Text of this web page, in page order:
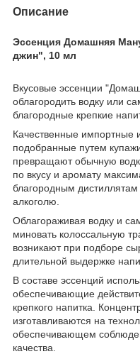
Описание
Эссенция Домашняя
джин", 10 мл
Вкусовые эссенции
облагородить водку или
благородные крепкие
Качественные импортные
подобранные путем
превращают обычную
по вкусу и аромату
благородным
алкоголю.
Облагораживая водку и
миновать колоссальную
возникают при подборе
длительной выдержке
В составе эссенций
обеспечивающие
крепкого напитка.
изготавливаются на
обеспечивающем
качества.